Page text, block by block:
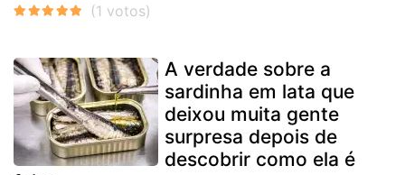
A verdade sobre a
sardinha em lata que
deixou muita gente
surpresa depois de
descobrir como ela é